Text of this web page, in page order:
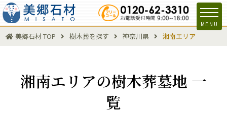
MENU
美郷石材 TOP 樹木葬を探す 神奈川県 湘南エリア
湘南エリアの樹木葬墓地 一
覧